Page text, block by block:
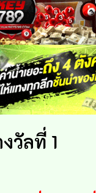
วัลที่ 1